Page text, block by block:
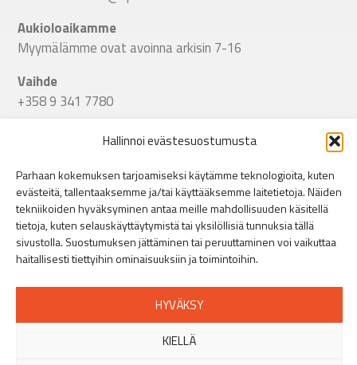
Hallinnoi evästesuostumusta
Parhaan kokemuksen tarjoamiseksi käytämme teknologioita, kuten
evästeitä, tallentaaksemme ja/tai käyttääksemme laitetietoja. Näiden
tekniikoiden hyväksyminen antaa meille mahdollisuuden käsitellä
tietoja, kuten selauskäyttäytymistä tai yksilöllisiä tunnuksia tällä
sivustolla. Suostumuksen jättäminen tai peruuttaminen voi vaikuttaa
haitallisesti tiettyihin ominaisuuksiin ja toimintoihin.
HYVÄKSY
KIELLÄ
Aukioloaikamme
Myymälämme ovat avoinna arkisin 7-16
Vaihde
+358 9 341 7780
Linkki Spitecin Instagramiin Linkki Spitecin Facebookkiin LinkedIn
Helsinki
Puusepänkatu 9, 00880 Helsinki»
+358 44 401 5516
Turku
Orikedonkatu 16, 20380 Turku»
+358 44 401 5512